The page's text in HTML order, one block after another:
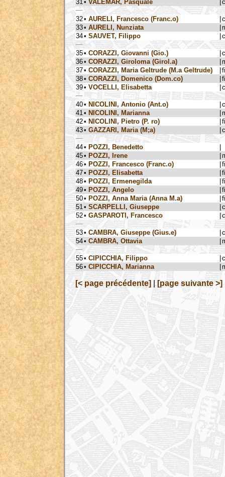
31 • VALEMAR, Pasquale
32• AURELI, Francesco (Franc.o)
33• AURELI, Nunziata
34• SAUVET, Filippo
35• CORAZZI, Giovanni (Gio.)
36• CORAZZI, Giroloma (Girol.a)
37• CORAZZI, Maria Geltrude (M.a Geltrude)
38• CORAZZI, Domenico (Dom.co)
39• VOCELLI, Elisabetta
40• NICOLINI, Antonio (Ant.o)
41 • NICOLINI, Marianna
42• NICOLINI, Pietro (P. ro)
43• GAZZARI, Maria (M;a)
44• POZZI, Benedetto
45• POZZI, Irene
46• POZZI, Francesco (Franc.o)
47• POZZI, Elisabetta
48• POZZI, Ermenegilda
49• POZZI, Angelo
50• POZZI, Anna Maria (Anna M.a)
51 • SCARPELLI, Giuseppe
52• GASPAROTI, Francesco
53• CAMBRA, Giuseppe (Gius.e)
54• CAMBRA, Ottavia
55• CIPICCHIA, Filippo
56• CIPICCHIA, Marianna
[< page précédente] [page suivante >]